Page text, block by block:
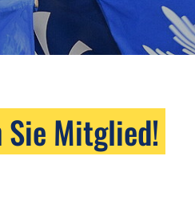
Sie Mitglied!